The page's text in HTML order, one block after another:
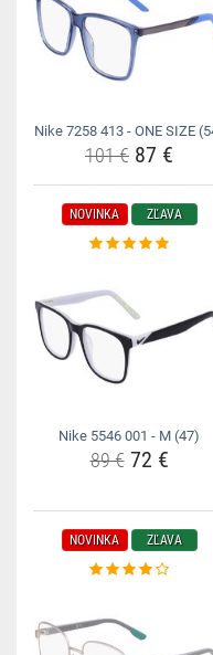
Nike 7258 413 - ONE SIZE
101 € 87 €
NOVINKA ZĽAVA
Nike 5546 001 - M (47)
89 €72 €
NOVINKA ZĽAVA